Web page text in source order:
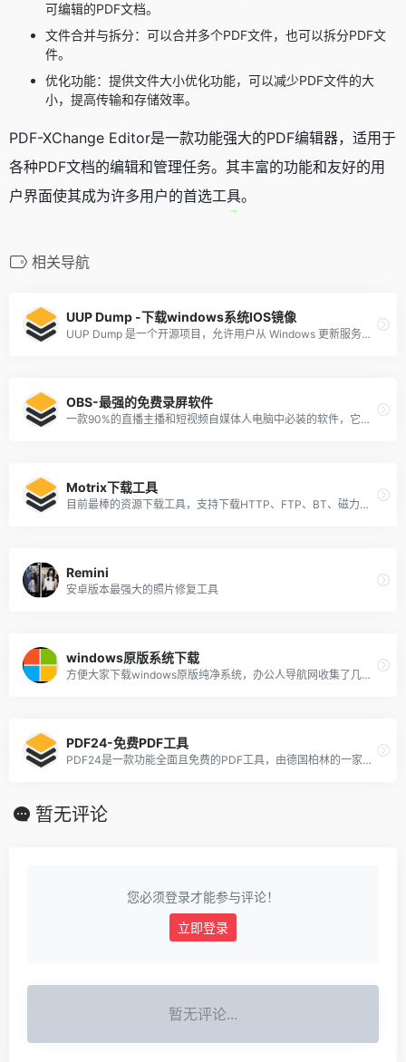
可编辑的PDF文档。
文件合并与拆分：可以合并多个PDF文件，也可以拆分PDF文
件。
优化功能：提供文件大小优化功能，可以减少PDF文件的大
小，提高传输和存储效率。
PDF-XChange Editor是一款功能强大的PDF编辑器，适用于
各种PDF文档的编辑和管理任务。其丰富的功能和友好的用
户界面使其成为许多用户的首选工具。
相关导航
UUP Dump -下载windows系统IOS镜像
UUP Dump 是一个开源项目，允许用户从 Windows 更新服务器直接下载 UUP 文件，并使用这些文件创建自定义的 Windows 11 或 Windows 10 ISO 镜像文件
OBS-最强的免费录屏软件
一款90%的直播主播和短视频自媒体人电脑中必装的软件，它开源并且完全免费，几乎可以实现电脑录屏和直播的一切需求。
Motrix下载工具
目前最棒的资源下载工具，支持下载HTTP、FTP、BT、磁力链接以及下载百度网盘等资源
Remini
安卓版本最强大的照片修复工具
windows原版系统下载
方便大家下载windows原版纯净系统，办公人导航网收集了几个windows原版系统下载网站。
PDF24-免费PDF工具
PDF24是一款功能全面且免费的PDF工具，由德国柏林的一家公司开发。它提供了多种PDF处理功能，包括但不限于文件转换、合并、分割、编辑和OCR文本识别等。
暂无评论
您必须登录才能参与评论！
立即登录
暂无评论...